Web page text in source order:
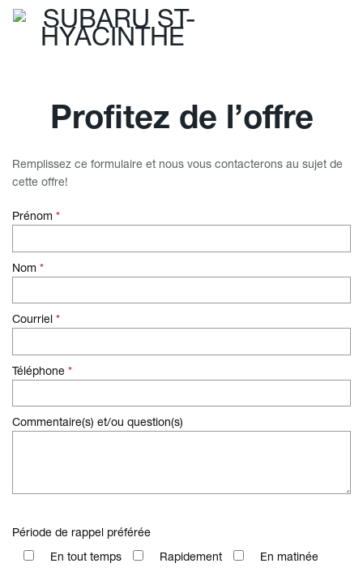
Profitez de l’offre
Remplissez ce formulaire et nous vous contacterons au sujet de
cette offre!
Prénom *
Nom *
Courriel *
Téléphone *
Commentaire(s) et/ou question(s)
Période de rappel préférée
En tout temps
Rapidement
En matinée